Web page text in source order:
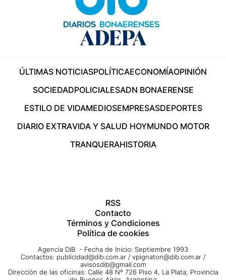
ÚLTIMAS NOTICIASPOLÍTICAECONOMÍAOPINIÓN
SOCIEDADPOLICIALESADN BONAERENSE
ESTILO DE VIDAMEDIOSEMPRESASDEPORTES
DIARIO EXTRAVIDA Y SALUD HOYMUNDO MOTOR
TRANQUERAHISTORIA
RSS
Contacto
Términos y Condiciones
Política de cookies
Agencia DIB - Fecha de Inicio: Septiembre 1993
Contactos: publicidad@dib.com.ar / vpignaton@dib.com.ar /
avisosdib@gmail.com
Dirección de las oficinas: Calle 48 Nº 726 Piso 4, La Plata; Provincia